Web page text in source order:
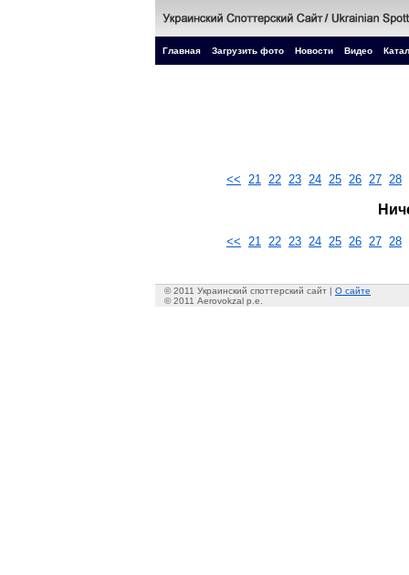
Главная Загрузить фото Новости Видео
<< 21 22 23 24 25 26 27 28
<< 21 22 23 24 25 26 27 28
© 2011 Украинский споттерский сайт | О сайте
© 2011 Aerovokzal p.e.